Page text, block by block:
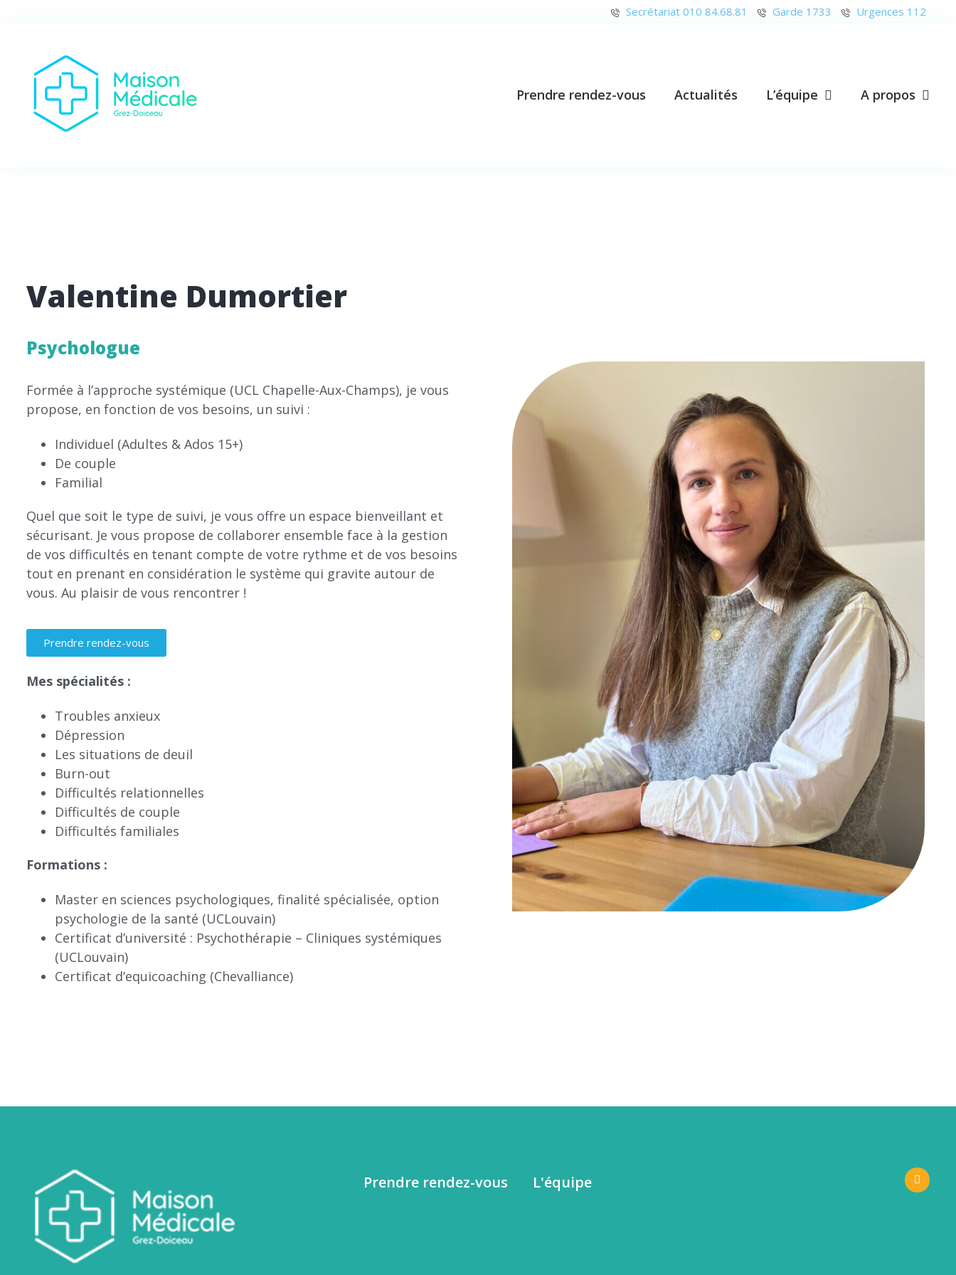
Secrétariat 010 84.68.81 Garde 1733 Urgences 112
Prendre rendez-vous Actualités L’équipe A propos
Valentine Dumortier
Psychologue
Formée à l’approche systémique (UCL Chapelle-Aux-Champs), je vous
propose, en fonction de vos besoins, un suivi :
Individuel (Adultes & Ados 15+)
De couple
Familial
Quel que soit le type de suivi, je vous offre un espace bienveillant et
sécurisant. Je vous propose de collaborer ensemble face à la gestion
de vos difficultés en tenant compte de votre rythme et de vos besoins
tout en prenant en considération le système qui gravite autour de
vous. Au plaisir de vous rencontrer !
Prendre rendez-vous
Mes spécialités :
Troubles anxieux
Dépression
Les situations de deuil
Burn-out
Difficultés relationnelles
Difficultés de couple
Difficultés familiales
Formations :
Master en sciences psychologiques, finalité spécialisée, option
psychologie de la santé (UCLouvain)
Certificat d’université : Psychothérapie – Cliniques systémiques
(UCLouvain)
Certificat d’equicoaching (Chevalliance)
Prendre rendez-vous L'équipe